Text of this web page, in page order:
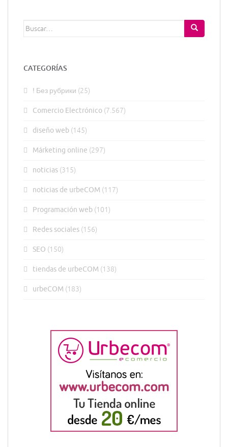
Buscar:
CATEGORÍAS
! Без рубрики (25)
Comercio Electrónico (7.567)
diseño web (145)
Márketing online (297)
noticias (315)
noticias de urbeCOM (117)
Programación web (101)
Redes sociales (156)
SEO (150)
tiendas de urbeCOM (138)
urbeCOM (183)